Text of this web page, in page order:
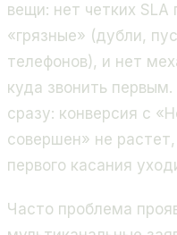
вещи: нет четких SLA
«грязные» (дубли,
телефонов), и нет
куда звонить
сразу: конверсия с
совершен» не
первого касания
Часто проблема